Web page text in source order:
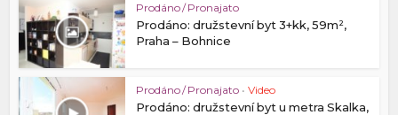
Prodáno / Pronajato
Prodáno: družstevní byt 3+kk, 59m²,
Praha – Bohnice
Prodáno / Pronajato • Video
Prodáno: družstevní byt u metra Skalka,